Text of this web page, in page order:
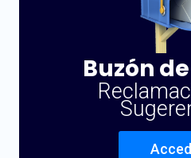
Buzón